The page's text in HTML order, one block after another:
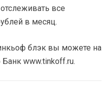
все
в месяц.
блэк вы можете на
www.tinkoff.ru.